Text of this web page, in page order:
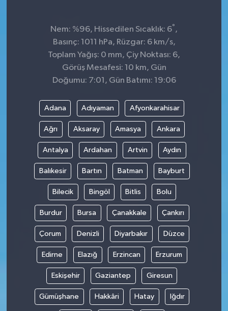
Nem: %96, Hissedilen Sıcaklık: 6° ,
Basınç: 1011 hPa, Rüzgar: 6 km/s,
Toplam Yağış: 0 mm, Çiy Noktası: 6,
Görüş Mesafesi: 10 km, Gün
Doğumu: 7:01, Gün Batımı: 19:06
Adana Adıyaman Afyonkarahisar
Ağrı Aksaray Amasya Ankara
Antalya Ardahan Artvin Aydın
Balıkesir Bartın Batman Bayburt
Bilecik Bingöl Bitlis Bolu
Burdur Bursa Çanakkale Çankırı
Çorum Denizli Diyarbakır Düzce
Edirne Elazığ Erzincan Erzurum
Eskişehir Gaziantep Giresun
Gümüşhane Hakkâri Hatay Iğdır
KÜLTÜR-SANAT
Magazin
POLİTİKA
SİYASET
SPOR
TEKNOLOJİ
VEFATLAR
Yerel